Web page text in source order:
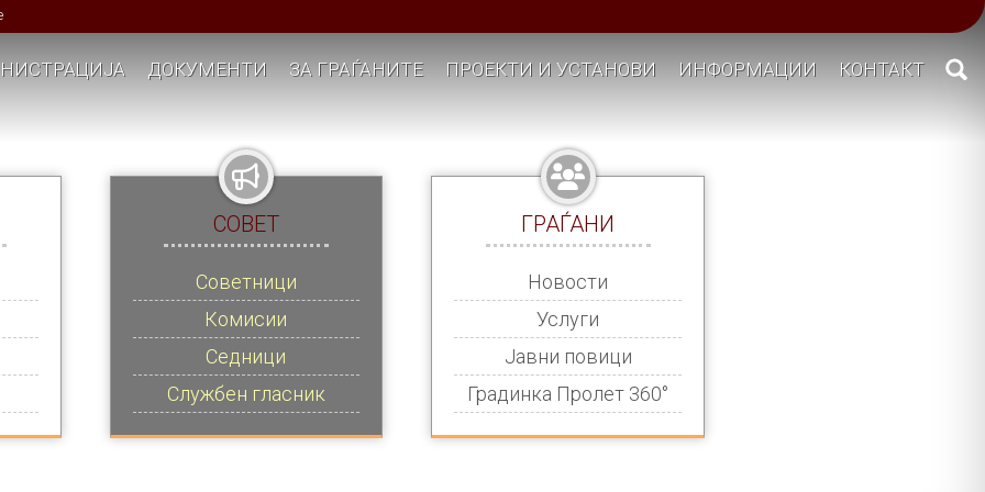
ДОКУМЕНТИ ЗА ГРАЃАНИТЕ ПРОЕКТИ И УСТАНОВИ ИНФОРМАЦИИ КОНТАКТ
СОВЕТ
Советници
Комисии
Седници
Службен гласник
ГРАЃАНИ
Новости
Услуги
Јавни повици
Градинка Пролет 360°